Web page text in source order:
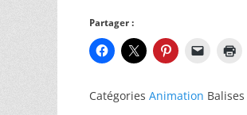
Partager :
Catégories Animation Balises